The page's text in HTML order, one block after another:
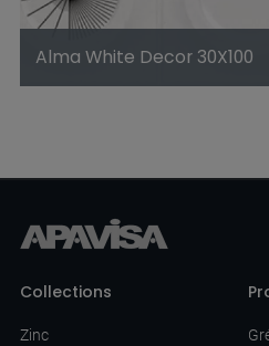
Alma White Decor 30X100
Collections
Zinc